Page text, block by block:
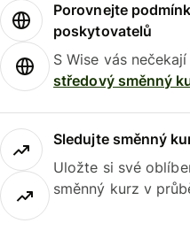
Porovnejte
poskytovatelů
S Wise vás
středový směnný
Sledujte směnný
Uložte si své
směnný kurz v